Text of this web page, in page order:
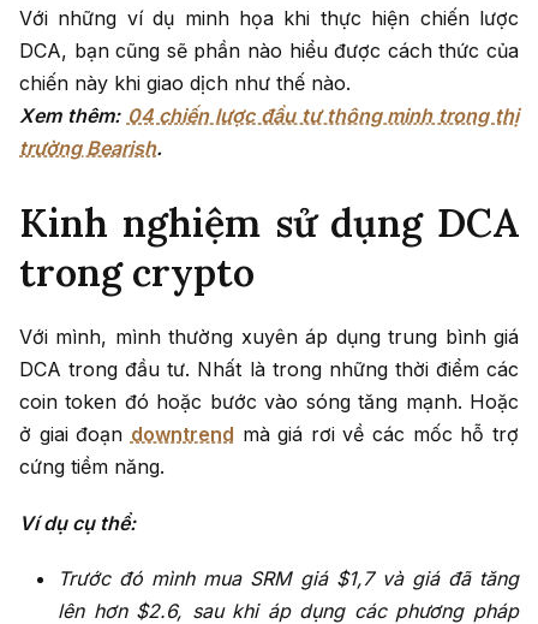
Với những ví dụ minh họa khi thực hiện chiến lược
DCA, bạn cũng sẽ phần nào hiểu được cách thức của
chiến này khi giao dịch như thế nào.
Xem thêm: 04 chiến lược đầu tư thông minh trong thị
trường Bearish.
Kinh nghiệm sử dụng DCA
trong crypto
Với mình, mình thường xuyên áp dụng trung bình giá
DCA trong đầu tư. Nhất là trong những thời điểm các
coin token đó hoặc bước vào sóng tăng mạnh. Hoặc
ở giai đoạn downtrend mà giá rơi về các mốc hỗ trợ
cứng tiềm năng.
Ví dụ cụ thể:
Trước đó mình mua SRM giá $1,7 và giá đã tăng
lên hơn $2.6, sau khi áp dụng các phương pháp